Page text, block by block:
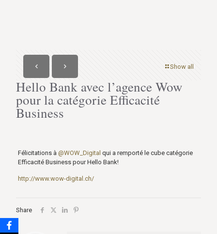
Show all
Hello Bank avec l’agence Wow
pour la catégorie Efficacité
Business
Félicitations à @WOW_Digital qui a remporté le cube catégorie
Efficacité Business pour Hello Bank!
http://www.wow-digital.ch/
Share